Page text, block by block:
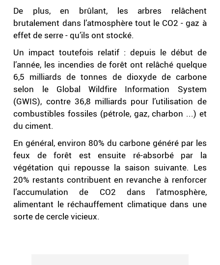
De plus, en brûlant, les arbres relâchent
brutalement dans l’atmosphère tout le CO2 - gaz à
effet de serre - qu’ils ont stocké.
Un impact toutefois relatif : depuis le début de
l’année, les incendies de forêt ont relâché quelque
6,5 milliards de tonnes de dioxyde de carbone
selon le Global Wildfire Information System
(GWIS), contre 36,8 milliards pour l’utilisation de
combustibles fossiles (pétrole, gaz, charbon ...) et
du ciment.
En général, environ 80% du carbone généré par les
feux de forêt est ensuite ré-absorbé par la
végétation qui repousse la saison suivante. Les
20% restants contribuent en revanche à renforcer
l’accumulation de CO2 dans l’atmosphère,
alimentant le réchauffement climatique dans une
sorte de cercle vicieux.